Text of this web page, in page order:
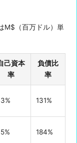
M$（百万ドル）単
己資本
率
負債比
率
131%
184%